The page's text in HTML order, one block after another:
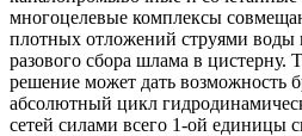
многоцелевые комплексы
плотных отложений струями
разового сбора шлама в цистерну.
решение может дать возможность
абсолютный цикл
сетей силами всего 1-ой единицы